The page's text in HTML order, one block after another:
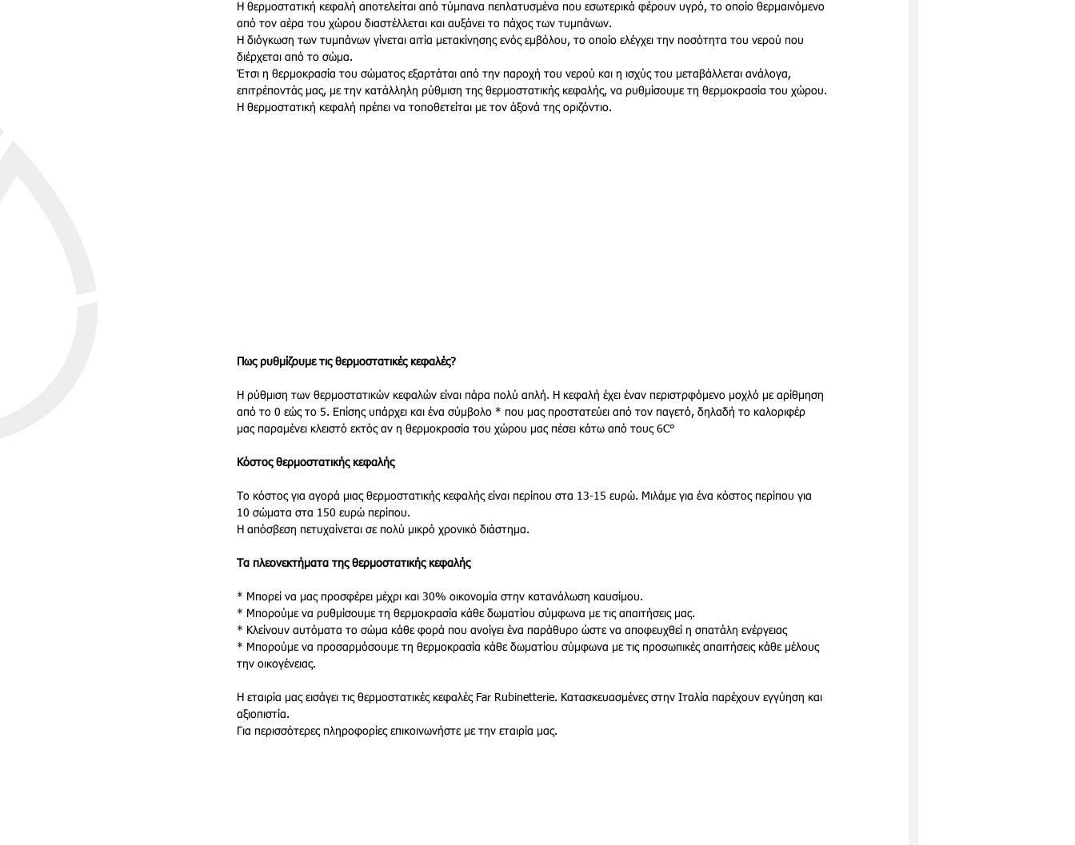
Η θερμοστατική κεφαλή αποτελείται από τύμπανα πεπλατυσμένα που εσωτερικά φέρουν υγρό, το οποίο θερμαινόμενο
από τον αέρα του χώρου διαστέλλεται και αυξάνει το πάχος των τυμπάνων.
Η διόγκωση των τυμπάνων γίνεται αιτία μετακίνησης ενός εμβόλου, το οποίο ελέγχει την ποσότητα του νερού που
διέρχεται από το σώμα.
Έτσι η θερμοκρασία του σώματος εξαρτάται από την παροχή του νερού και η ισχύς του μεταβάλλεται ανάλογα,
επιτρέποντάς μας, με την κατάλληλη ρύθμιση της θερμοστατικής κεφαλής, να ρυθμίσουμε τη θερμοκρασία του χώρου.
Η θερμοστατική κεφαλή πρέπει να τοποθετείται με τον άξονά της οριζόντιο.
Πως ρυθμίζουμε τις θερμοστατικές κεφαλές?
Η ρύθμιση των θερμοστατικών κεφαλών είναι πάρα πολύ απλή. Η κεφαλή έχει έναν περιστρφόμενο μοχλό με αρίθμηση
από το 0 εώς το 5. Επίσης υπάρχει και ένα σύμβολο * που μας προστατεύει από τον παγετό, δηλαδή το καλοριφέρ
μας παραμένει κλειστό εκτός αν η θερμοκρασία του χώρου μας πέσει κάτω από τους 6C°
Κόστος θερμοστατικής κεφαλής
Το κόστος για αγορά μιας θερμοστατικής κεφαλής είναι περίπου στα 13-15 ευρώ. Μιλάμε για ένα κόστος περίπου για
10 σώματα στα 150 ευρώ περίπου.
Η απόσβεση πετυχαίνεται σε πολύ μικρό χρονικό διάστημα.
Τα πλεονεκτήματα της θερμοστατικής κεφαλής
* Μπορεί να μας προσφέρει μέχρι και 30% οικονομία στην κατανάλωση καυσίμου.
* Μπορούμε να ρυθμίσουμε τη θερμοκρασία κάθε δωματίου σύμφωνα με τις απαιτήσεις μας.
* Κλείνουν αυτόματα το σώμα κάθε φορά που ανοίγει ένα παράθυρο ώστε να αποφευχθεί η σπατάλη ενέργειας
* Μπορούμε να προσαρμόσουμε τη θερμοκρασία κάθε δωματίου σύμφωνα με τις προσωπικές απαιτήσεις κάθε μέλους
την οικογένειας.
Η εταιρία μας εισάγει τις θερμοστατικές κεφαλές Far Rubinetterie. Κατασκευασμένες στην Ιταλία παρέχουν εγγύηση και
αξιοπιστία.
Για περισσότερες πληροφορίες επικοινωνήστε με την εταιρία μας.